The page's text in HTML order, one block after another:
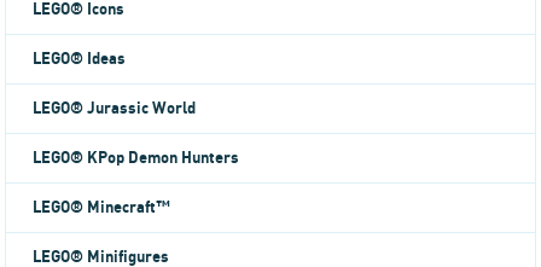
LEGO® Icons
LEGO® Ideas
LEGO® Jurassic World
LEGO® KPop Demon Hunters
LEGO® Minecraft™
LEGO® Minifigures